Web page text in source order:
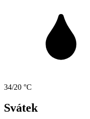
34/20 °C
Svátek